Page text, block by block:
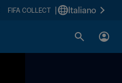
FIFA COLLECT Italiano